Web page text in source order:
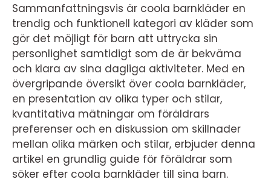
Sammanfattningsvis är coola barnkläder en
trendig och funktionell kategori av kläder som
gör det möjligt för barn att uttrycka sin
personlighet samtidigt som de är bekväma
och klara av sina dagliga aktiviteter. Med en
övergripande översikt över coola barnkläder,
en presentation av olika typer och stilar,
kvantitativa mätningar om föräldrars
preferenser och en diskussion om skillnader
mellan olika märken och stilar, erbjuder denna
artikel en grundlig guide för föräldrar som
söker efter coola barnkläder till sina barn.